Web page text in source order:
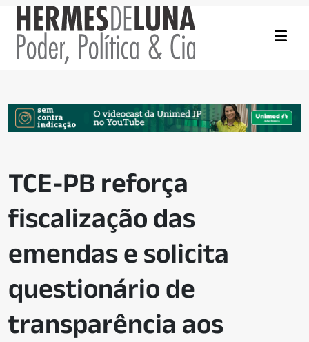
TCE-PB reforça
fiscalização das
emendas e solicita
questionário de
transparência aos